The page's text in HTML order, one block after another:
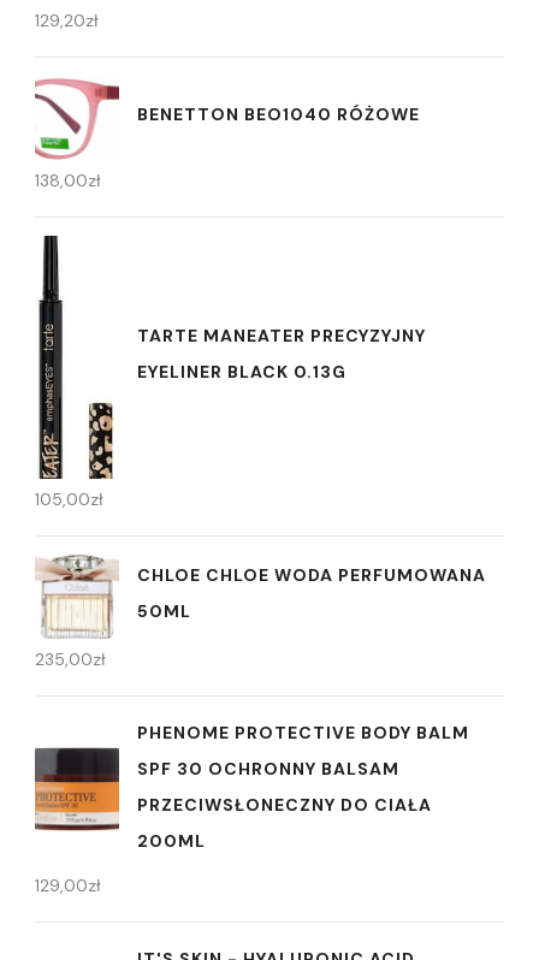
129,20zł
BENETTON BEO1040 RÓŻOWE
138,00zł
TARTE MANEATER PRECYZYJNY
EYELINER BLACK 0.13G
105,00zł
CHLOE CHLOE WODA PERFUMOWANA
50ML
235,00zł
PHENOME PROTECTIVE BODY BALM
SPF 30 OCHRONNY BALSAM
PRZECIWSŁONECZNY DO CIAŁA
200ML
129,00zł